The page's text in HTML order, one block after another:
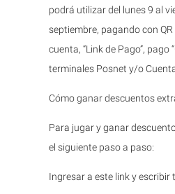
podrá utilizar del lunes 9 al
septiembre, pagando con
cuenta, “Link de Pago”, pago
terminales Posnet y/o
Cómo ganar descuentos
Para jugar y ganar
el siguiente paso a paso:
Ingresar a este link y escribir